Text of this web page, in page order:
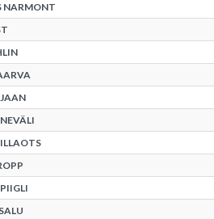
NARMONT